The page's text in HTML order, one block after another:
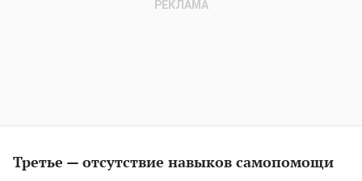
Третье — отсутствие навыков самопомощи